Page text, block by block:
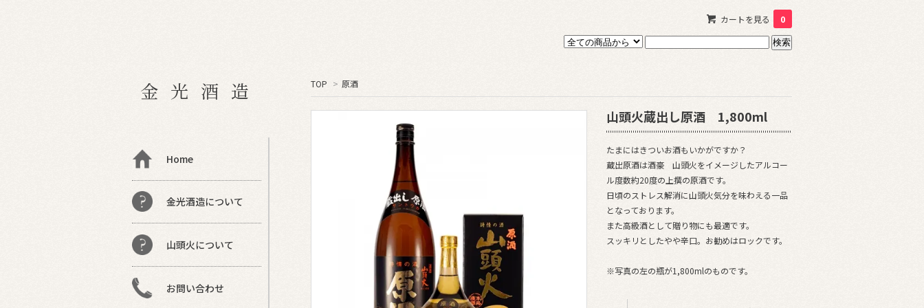
カートを見る 0
TOP > 原酒
山頭火蔵出し原酒 1,800ml
たまにはきついお酒もいかがですか？
蔵出原酒は酒豪 山頭火をイメージしたアルコー
ル度数約20度の上撰の原酒です。
日頃のストレス解消に山頭火気分を味わえる一品
となっております。
また高級酒として贈り物にも最適です。
スッキリとしたやや辛口。お勧めはロックです。
※写真の左の瓶が1,800mlのものです。
金光酒造
Home
金光酒造について
山頭火について
お問い合わせ